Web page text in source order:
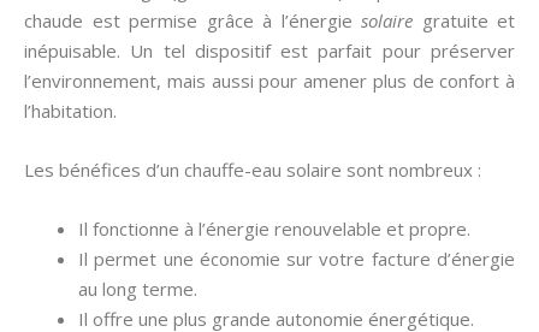
chaude est permise grâce à l’énergie solaire gratuite et
inépuisable. Un tel dispositif est parfait pour préserver
l’environnement, mais aussi pour amener plus de confort à
l’habitation.
Les bénéfices d’un chauffe-eau solaire sont nombreux :
Il fonctionne à l’énergie renouvelable et propre.
Il permet une économie sur votre facture d’énergie
au long terme.
Il offre une plus grande autonomie énergétique.